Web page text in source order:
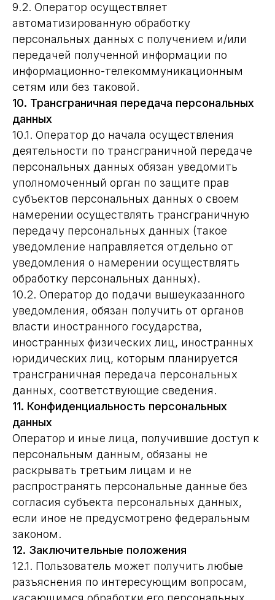
9.2. Оператор осуществляет
автоматизированную обработку
персональных данных с получением и/или
передачей полученной информации по
информационно-телекоммуникационным
сетям или без таковой.
10. Трансграничная передача персональных
данных
10.1. Оператор до начала осуществления
деятельности по трансграничной передаче
персональных данных обязан уведомить
уполномоченный орган по защите прав
субъектов персональных данных о своем
намерении осуществлять трансграничную
передачу персональных данных (такое
уведомление направляется отдельно от
уведомления о намерении осуществлять
обработку персональных данных).
10.2. Оператор до подачи вышеуказанного
уведомления, обязан получить от органов
власти иностранного государства,
иностранных физических лиц, иностранных
юридических лиц, которым планируется
трансграничная передача персональных
данных, соответствующие сведения.
11. Конфиденциальность персональных
данных
Оператор и иные лица, получившие доступ к
персональным данным, обязаны не
раскрывать третьим лицам и не
распространять персональные данные без
согласия субъекта персональных данных,
если иное не предусмотрено федеральным
законом.
12. Заключительные положения
12.1. Пользователь может получить любые
разъяснения по интересующим вопросам,